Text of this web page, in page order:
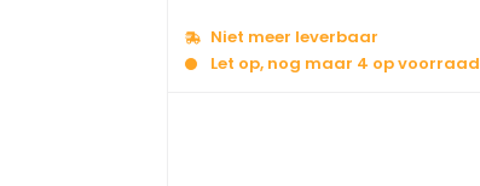
Niet meer leverbaar
Let op, nog maar 4 op voorraad